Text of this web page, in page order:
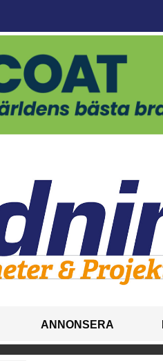
ANNONSERA